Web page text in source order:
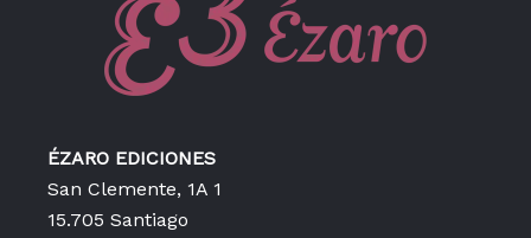
ÉZARO EDICIONES
San Clemente, 1A 1
15.705 Santiago